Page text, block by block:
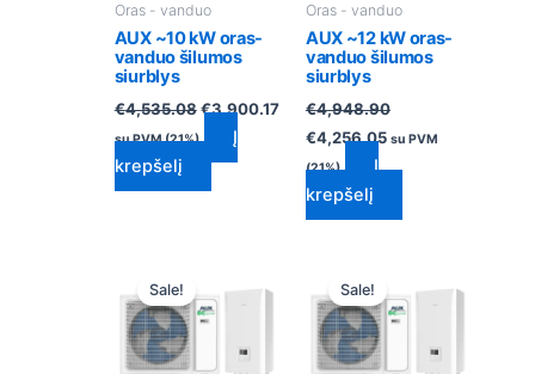
Oras - vanduo
AUX ~10 kW oras-
vanduo šilumos
siurblys
€4,535.08 €3,900.17
su PVM (21%)
Į
krepšelį
Oras - vanduo
AUX ~12 kW oras-
vanduo šilumos
siurblys
€4,948.90
€4,256.05 su PVM
(21%)
Į
krepšelį
Sale!
was:
€5,244.14.
€4,509.96.
Sale!
was:
€5,517.60.